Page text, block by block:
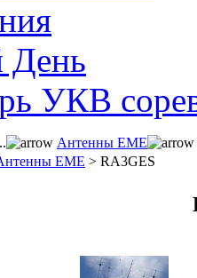
День
УКВ
Антенны ЕМЕ
ЕМЕ > RA3GES